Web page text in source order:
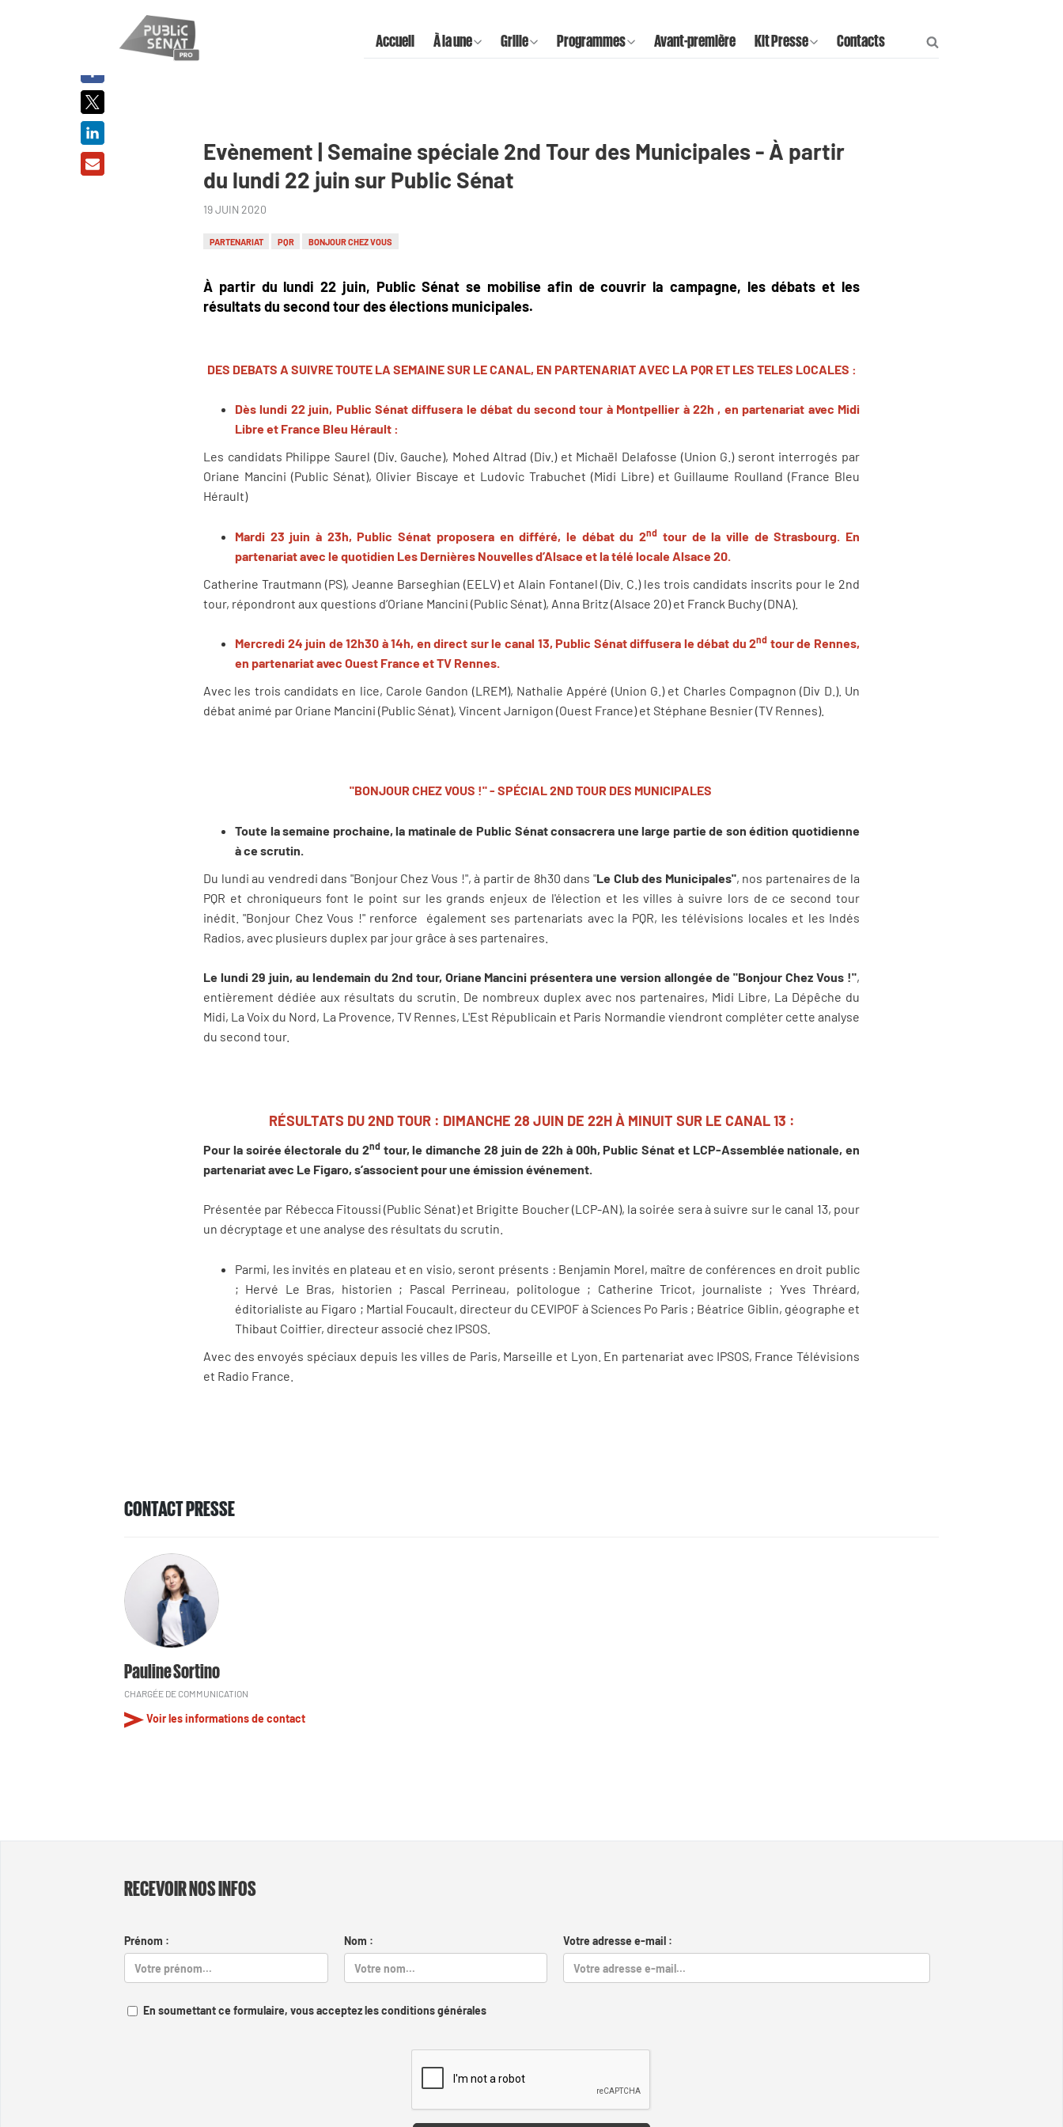
Accueil À la une Grille Programmes Avant-première Kit Presse Contacts
Evènement | Semaine spéciale 2nd Tour des Municipales - À partir
du lundi 22 juin sur Public Sénat
19 JUIN 2020
PARTENARIAT PQR BONJOUR CHEZ VOUS
À partir du lundi 22 juin, Public Sénat se mobilise afin de couvrir la campagne, les débats et les
résultats du second tour des élections municipales.
DES DEBATS A SUIVRE TOUTE LA SEMAINE SUR LE CANAL, EN PARTENARIAT AVEC LA PQR ET LES TELES LOCALES :
Dès lundi 22 juin, Public Sénat diffusera le débat du second tour à Montpellier à 22h , en partenariat avec Midi
Libre et France Bleu Hérault :
Les candidats Philippe Saurel (Div. Gauche), Mohed Altrad (Div.) et Michaël Delafosse (Union G.) seront interrogés par
Oriane Mancini (Public Sénat), Olivier Biscaye et Ludovic Trabuchet (Midi Libre) et Guillaume Roulland (France Bleu
Hérault)
Mardi 23 juin à 23h, Public Sénat proposera en différé, le débat du 2nd tour de la ville de Strasbourg. En
partenariat avec le quotidien Les Dernières Nouvelles d’Alsace et la télé locale Alsace 20.
Catherine Trautmann (PS), Jeanne Barseghian (EELV) et Alain Fontanel (Div. C.) les trois candidats inscrits pour le 2nd
tour, répondront aux questions d’Oriane Mancini (Public Sénat), Anna Britz (Alsace 20) et Franck Buchy (DNA).
Mercredi 24 juin de 12h30 à 14h, en direct sur le canal 13, Public Sénat diffusera le débat du 2nd tour de Rennes,
en partenariat avec Ouest France et TV Rennes.
Avec les trois candidats en lice, Carole Gandon (LREM), Nathalie Appéré (Union G.) et Charles Compagnon (Div D.). Un
débat animé par Oriane Mancini (Public Sénat), Vincent Jarnigon (Ouest France) et Stéphane Besnier (TV Rennes).
"BONJOUR CHEZ VOUS !" - SPÉCIAL 2ND TOUR DES MUNICIPALES
Toute la semaine prochaine, la matinale de Public Sénat consacrera une large partie de son édition quotidienne
à ce scrutin.
Du lundi au vendredi dans "Bonjour Chez Vous !", à partir de 8h30 dans "Le Club des Municipales", nos partenaires de la
PQR et chroniqueurs font le point sur les grands enjeux de l'élection et les villes à suivre lors de ce second tour
inédit. "Bonjour Chez Vous !" renforce également ses partenariats avec la PQR, les télévisions locales et les Indés
Radios, avec plusieurs duplex par jour grâce à ses partenaires.
Le lundi 29 juin, au lendemain du 2nd tour, Oriane Mancini présentera une version allongée de "Bonjour Chez Vous !",
entièrement dédiée aux résultats du scrutin. De nombreux duplex avec nos partenaires, Midi Libre, La Dépêche du
Midi, La Voix du Nord, La Provence, TV Rennes, L'Est Républicain et Paris Normandie viendront compléter cette analyse
du second tour.
RÉSULTATS DU 2ND TOUR : DIMANCHE 28 JUIN DE 22H À MINUIT SUR LE CANAL 13 :
Pour la soirée électorale du 2ndtour, le dimanche 28 juin de 22h à 00h, Public Sénat et LCP-Assemblée nationale, en
partenariat avec Le Figaro, s’associent pour une émission événement.
Présentée par Rébecca Fitoussi (Public Sénat) et Brigitte Boucher (LCP-AN), la soirée sera à suivre sur le canal 13, pour
un décryptage et une analyse des résultats du scrutin.
Parmi, les invités en plateau et en visio, seront présents : Benjamin Morel, maître de conférences en droit public
; Hervé Le Bras, historien ; Pascal Perrineau, politologue ; Catherine Tricot, journaliste ; Yves Thréard,
éditorialiste au Figaro ; Martial Foucault, directeur du CEVIPOF à Sciences Po Paris ; Béatrice Giblin, géographe et
Thibaut Coiffier, directeur associé chez IPSOS.
Avec des envoyés spéciaux depuis les villes de Paris, Marseille et Lyon. En partenariat avec IPSOS, France Télévisions
et Radio France.
CONTACT PRESSE
Pauline Sortino
CHARGÉE DE COMMUNICATION
Voir les informations de contact
RECEVOIR NOS INFOS
Prénom : Nom : Votre adresse e-mail :
En soumettant ce formulaire, vous acceptez les conditions générales